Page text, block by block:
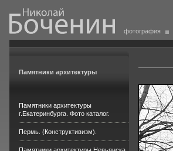
фотография
Памятники архитектуры
Памятники архитектуры
г.Екатеринбурга. Фото каталог.
Пермь. (Конструктивизм).